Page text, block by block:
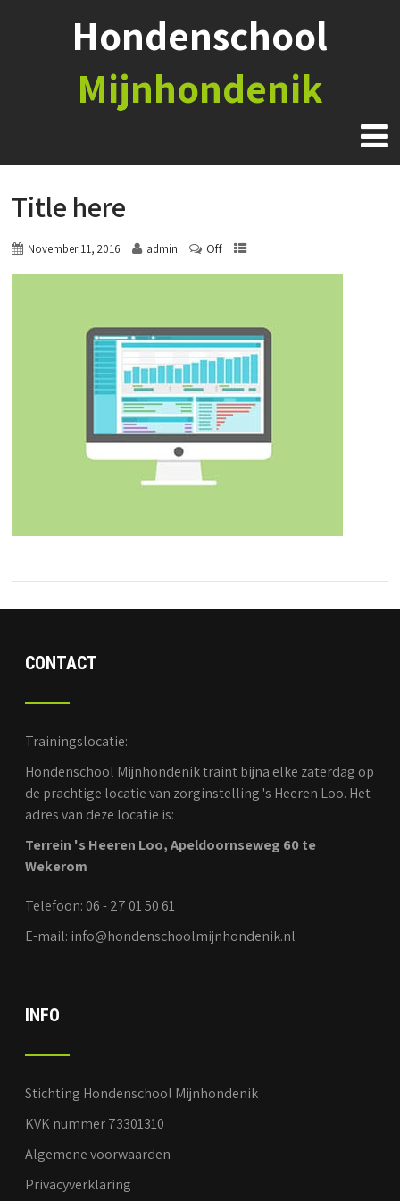
Hondenschool
Mijnhondenik
Title here
November 11, 2016 admin Off
CONTACT
Trainingslocatie:
Hondenschool Mijnhondenik traint bijna elke zaterdag op
de prachtige locatie van zorginstelling 's Heeren Loo. Het
adres van deze locatie is:
Terrein 's Heeren Loo, Apeldoornseweg 60 te
Wekerom
Telefoon: 06 - 27 01 50 61
E-mail: info@hondenschoolmijnhondenik.nl
INFO
Stichting Hondenschool Mijnhondenik
KVK nummer 73301310
Algemene voorwaarden
Privacyverklaring